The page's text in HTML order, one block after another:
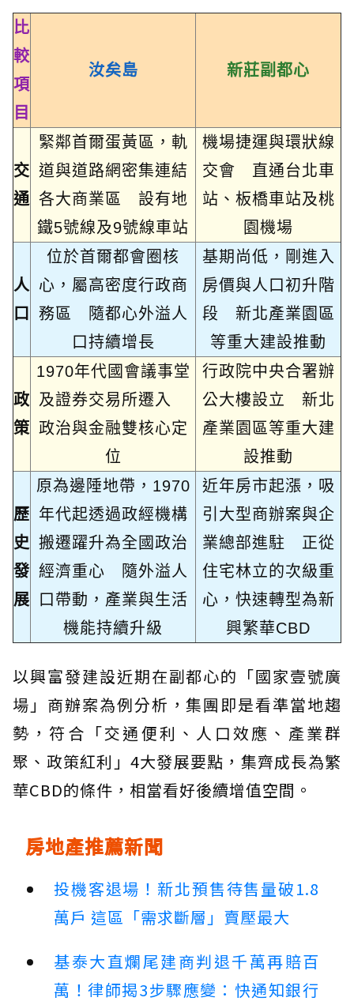
比
較
項
目
汝矣島 新莊副都心
交
通
緊鄰首爾蛋黃區，軌
道與道路網密集連結
各大商業區 設有地
鐵5號線及9號線車站
機場捷運與環狀線
交會 直通台北車
站、板橋車站及桃
園機場
人
口
位於首爾都會圈核
心，屬高密度行政商
務區 隨都心外溢人
口持續增長
基期尚低，剛進入
房價與人口初升階
段 新北產業園區
等重大建設推動
政
策
1970年代國會議事堂
及證券交易所遷入
政治與金融雙核心定
位
行政院中央合署辦
公大樓設立 新北
產業園區等重大建
設推動
歷
史
發
展
原為邊陲地帶，1970
年代起透過政經機構
搬遷躍升為全國政治
經濟重心 隨外溢人
口帶動，產業與生活
機能持續升級
近年房市起漲，吸
引大型商辦案與企
業總部進駐 正從
住宅林立的次級重
心，快速轉型為新
興繁華CBD
以興富發建設近期在副都心的「國家壹號廣
場」商辦案為例分析，集團即是看準當地趨
勢，符合「交通便利、人口效應、產業群
聚、政策紅利」4大發展要點，集齊成長為繁
華CBD的條件，相當看好後續增值空間。
房地產推薦新聞
投機客退場！新北預售待售量破1.8
萬戶 這區「需求斷層」賣壓最大
基泰大直爛尾建商判退千萬再賠百
萬！律師揭3步驟應變：快通知銀行